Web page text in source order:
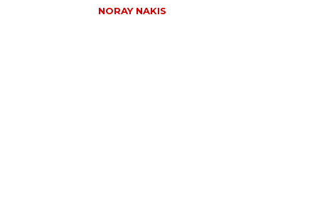
NORAY NAKIS